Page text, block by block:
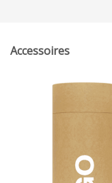
Accessoires